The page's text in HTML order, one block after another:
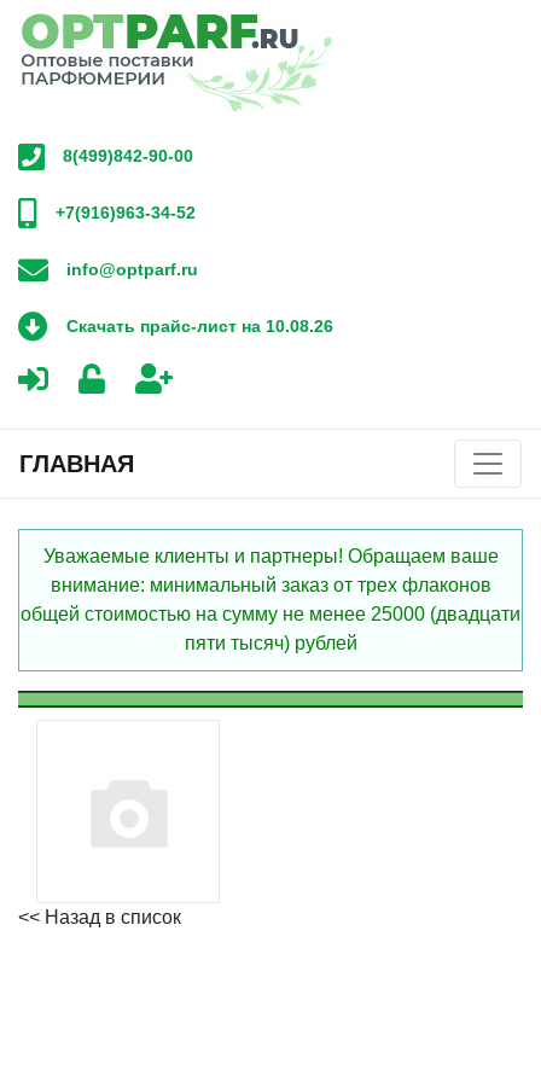
8(499)842-90-00
+7(916)963-34-52
info@optparf.ru
Скачать прайс-лист на 10.08.26
ГЛАВНАЯ
Уважаемые клиенты и партнеры! Обращаем ваше
внимание: минимальный заказ от трех флаконов
общей стоимостью на сумму не менее 25000 (двадцати
пяти тысяч) рублей
<< Назад в список